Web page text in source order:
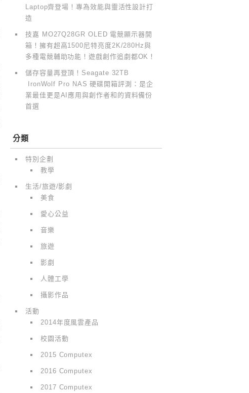
Laptop齊登場！專為效能與靈活性設計打
造
技嘉 MO27Q28GR OLED 電競顯示器開
箱！擁有超高1500尼特亮度2K/280Hz與
多種電競輔助功能！遊戲創作追劇都OK！
儲存容量再登頂！Seagate 32TB
IronWolf Pro NAS 硬碟開箱評測：是企
業最佳更是AI應用與創作者和的資料備份
首選
分類
特別企劃
教學
生活/旅遊/影劇
美食
愛心公益
音樂
旅遊
影劇
人體工學
攝影作品
活動
2014年度風雲產品
校園活動
2015 Computex
2016 Computex
2017 Computex